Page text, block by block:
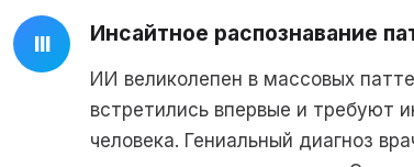
III Инсайтное распознавание
ИИ великолепен в массовых
встретились впервые и требуют
человека. Гениальный диагноз